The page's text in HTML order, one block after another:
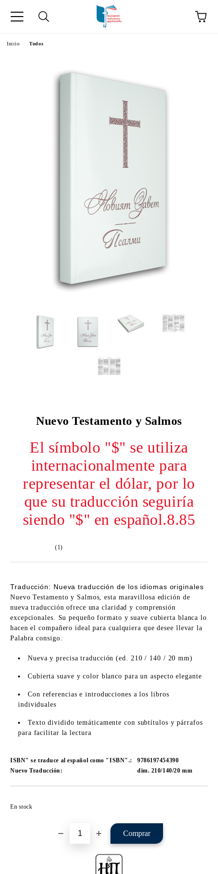
Inicio Todos
Nuevo Testamento y Salmos
El símbolo "$" se utiliza
internacionalmente para
representar el dólar, por lo
que su traducción seguiría
siendo "$" en español.8.85
(1)
Traducción: Nueva traducción de los idiomas originales
Nuevo Testamento y Salmos, esta maravillosa edición de
nueva traducción ofrece una claridad y comprensión
excepcionales. Su pequeño formato y suave cubierta blanca lo
hacen el compañero ideal para cualquiera que desee llevar la
Palabra consigo.
Nueva y precisa traducción (ed. 210 / 140 / 20 mm)
Cubierta suave y color blanco para un aspecto elegante
Con referencias e introducciones a los libros
individuales
Texto dividido temáticamente con subtítulos y párrafos
para facilitar la lectura
ISBN" se traduce al español como "ISBN".:
9786197454390
Nuevo Traducción:
dim. 210/140/20 mm
En stock